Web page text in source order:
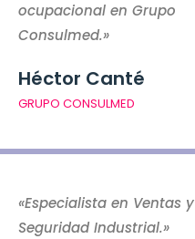
ocupacional en Grupo
Consulmed.»
Héctor Canté
GRUPO CONSULMED
«Especialista en Ventas y
Seguridad Industrial.»